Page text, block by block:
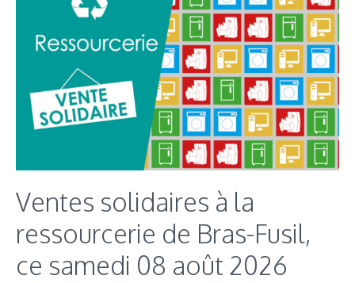
Ventes solidaires à la
ressourcerie de Bras-Fusil,
ce samedi 08 août 2026